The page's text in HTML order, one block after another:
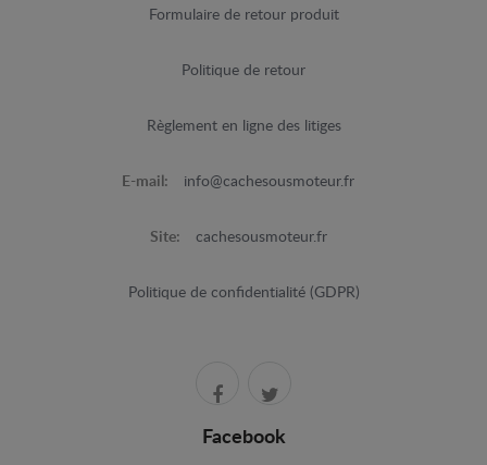
Formulaire de retour produit
Politique de retour
Règlement en ligne des litiges
E-mail: info@cachesousmoteur.fr
Site: cachesousmoteur.fr
Politique de confidentialité (GDPR)
Facebook